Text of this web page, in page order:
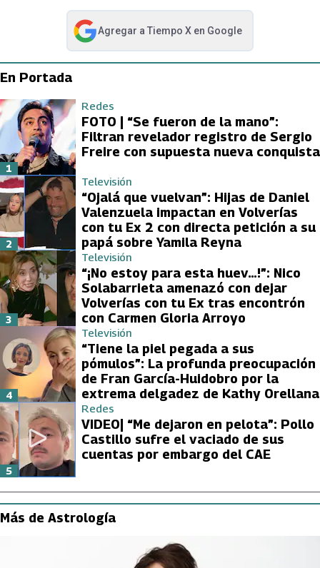
Agregar a Tiempo Xen Google
abre en nueva pestaña
En Portada
Redes
FOTO | “Se fueron de la mano”:
Filtran revelador registro de Sergio
Freire con supuesta nueva conquista
1
Televisión
“Ojalá que vuelvan”: Hijas de Daniel
Valenzuela impactan en Volverías
con tu Ex 2 con directa petición a su
papá sobre Yamila Reyna
2
Televisión
“¡No estoy para esta huev…!”: Nico
Solabarrieta amenazó con dejar
Volverías con tu Ex tras encontrón
con Carmen Gloria Arroyo
3
Televisión
“Tiene la piel pegada a sus
pómulos”: La profunda preocupación
de Fran García-Huidobro por la
extrema delgadez de Kathy Orellana
4
Redes
VIDEO| “Me dejaron en pelota”: Pollo
Castillo sufre el vaciado de sus
cuentas por embargo del CAE
5
Más de Astrología